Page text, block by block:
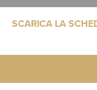
SCARICA LA